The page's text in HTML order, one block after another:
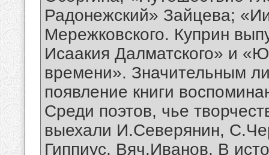
Радонежский» Зайцева;
Мережковского. Куприн
Исаакия Далматского» и
времени». Значительным
появление книги
Среди поэтов, чье
выехали И.Северянин,
Гиппиус, Вяч.Иванов. В